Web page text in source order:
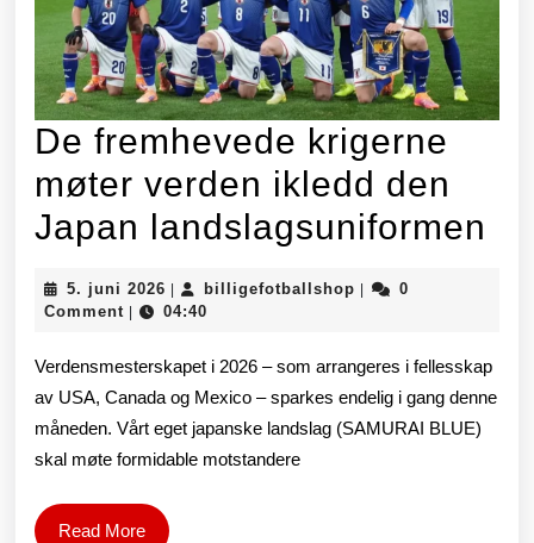
De fremhevede krigerne
møter verden ikledd den
Japan landslagsuniformen
5. juni 2026 5.
juni
| billigefotballshop billigefotballshop
|
0
Comment | 04:40
Verdensmesterskapet i 2026 – som arrangeres i fellesskap
av USA, Canada og Mexico – sparkes endelig i gang denne
måneden. Vårt eget japanske landslag (SAMURAI BLUE)
skal møte formidable motstandere
Read MoreRead